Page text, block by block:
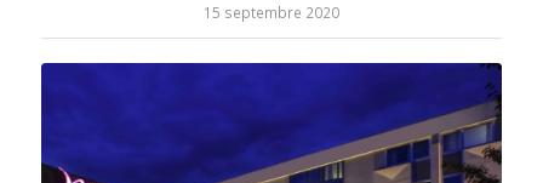
15 septembre 2020